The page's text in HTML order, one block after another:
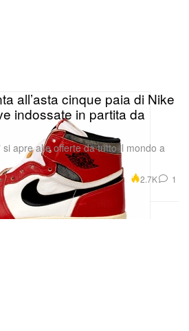
all’asta cinque paia di Nike
indossate in partita da
si apre alle offerte da tutto il mondo a
2.7K 1